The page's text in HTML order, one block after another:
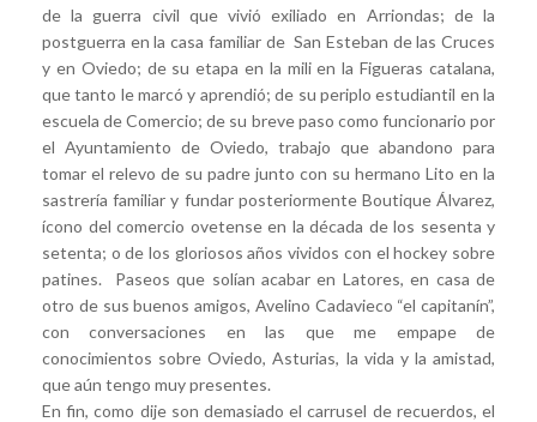
de la guerra civil que vivió exiliado en Arriondas; de la
postguerra en la casa familiar de San Esteban de las Cruces
y en Oviedo; de su etapa en la mili en la Figueras catalana,
que tanto le marcó y aprendió; de su periplo estudiantil en la
escuela de Comercio; de su breve paso como funcionario por
el Ayuntamiento de Oviedo, trabajo que abandono para
tomar el relevo de su padre junto con su hermano Lito en la
sastrería familiar y fundar posteriormente Boutique Álvarez,
ícono del comercio ovetense en la década de los sesenta y
setenta; o de los gloriosos años vividos con el hockey sobre
patines. Paseos que solían acabar en Latores, en casa de
otro de sus buenos amigos, Avelino Cadavieco “el capitanín”,
con conversaciones en las que me empape de
conocimientos sobre Oviedo, Asturias, la vida y la amistad,
que aún tengo muy presentes.
En fin, como dije son demasiado el carrusel de recuerdos, el